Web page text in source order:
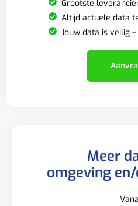
Grootste
Altijd actuele data
Jouw data is veilig
Meer
omgeving